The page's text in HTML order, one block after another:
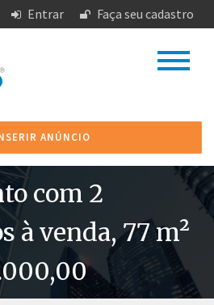
Entrar Faça seu cadastro
ANÚNCIO
com 2
à venda, 77 m²